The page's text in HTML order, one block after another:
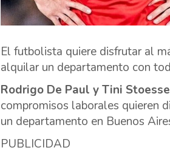
El futbolista quiere disfrutar al
alquilar un departamento con
Rodrigo De Paul y Tini
compromisos laborales quieren
un departamento en Buenos
PUBLICIDAD